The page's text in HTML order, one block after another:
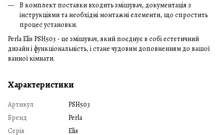
В комплект поставки входить змішувач, документація з
інструкціями та необхідні монтажні елементи, що спростить
процес установки.
Perla Elis PSH503 - це змішувач, який поєднує в собі естетичний
дизайн і функціональність, і стане чудовим доповненням до вашої
ванної кімнати.
Характеристики
Артикул
PSH503
Бренд
Perla
Серія
Elis